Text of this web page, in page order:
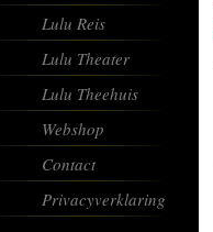
Lulu Reis
Lulu Theater
Lulu Theehuis
Webshop
Contact
Privacyverklaring